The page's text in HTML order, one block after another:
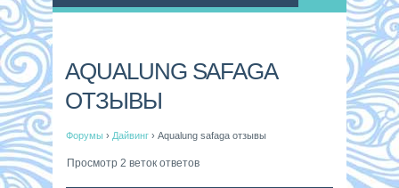
АQUALUNG SAFAGA
ОТЗЫВЫ
Форумы › Дайвинг › Аqualung safaga отзывы
Просмотр 2 веток ответов